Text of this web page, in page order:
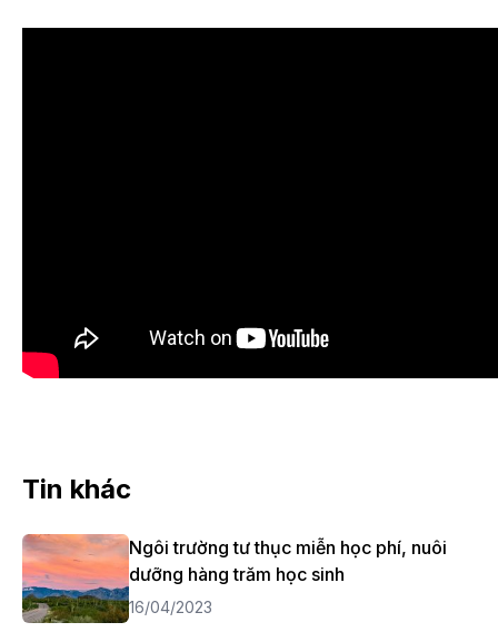
Tin khác
Ngôi trường tư thục miễn học phí, nuôi
dưỡng hàng trăm học sinh
16/04/2023